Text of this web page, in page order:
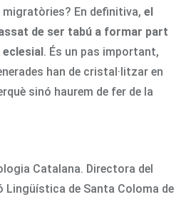
En definitiva, el
de ser tabú a formar part
. És un pas important,
han de cristal·litzar en
sinó haurem de fer de la
Catalana. Directora del
Lingüística de Santa Coloma de